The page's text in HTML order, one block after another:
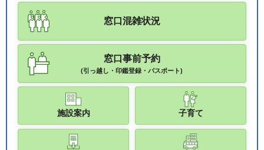
窓口混雑状況
窓口事前予約
(引っ越し・印鑑登録・パスポート)
施設案内 子育て